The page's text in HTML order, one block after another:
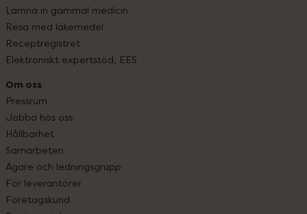
Lämna in gammal medicin
Resa med läkemedel
Receptregistret
Elektroniskt expertstöd, EES
Om oss
Pressrum
Jobba hos oss
Hållbarhet
Samarbeten
Ägare och ledningsgrupp
För leverantörer
Företagskund